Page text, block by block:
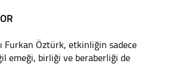
Furkan Öztürk, etkinliğin sadece
emeği, birliği ve beraberliği de